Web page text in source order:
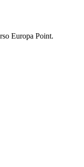
Europa Point.